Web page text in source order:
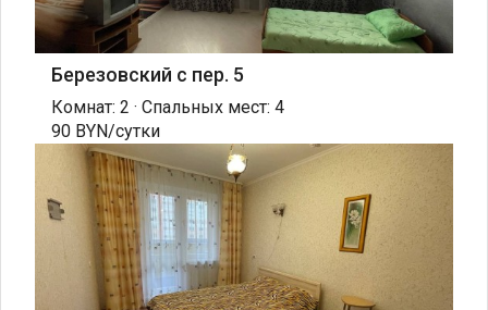
Березовский с пер. 5
Комнат: 2 · Спальных мест: 4
90 BYN/сутки